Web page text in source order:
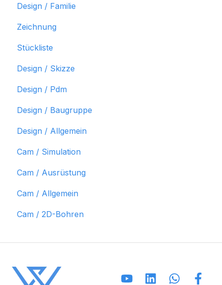
Design / Familie
Zeichnung
Stückliste
Design / Skizze
Design / Pdm
Design / Baugruppe
Design / Allgemein
Cam / Simulation
Cam / Ausrüstung
Cam / Allgemein
Cam / 2D-Bohren